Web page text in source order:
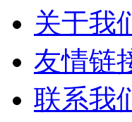
关于我
友情链
联系我